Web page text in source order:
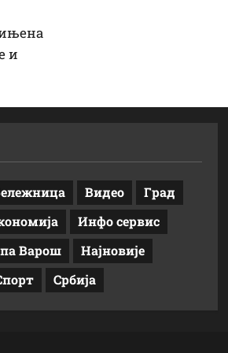
и
Видео
Град
Инфо сервис
Варош
Најновије
Србија